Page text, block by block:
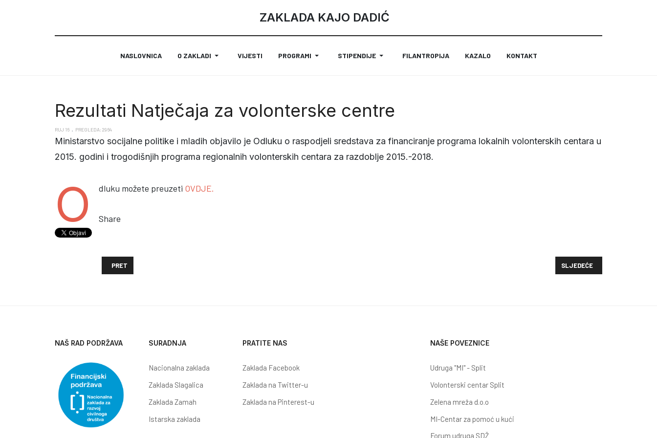
ZAKLADA KAJO DADIĆ
NASLOVNICA O ZAKLADI VIJESTI PROGRAMI STIPENDIJE FILANTROPIJA KAZALO KONTAKT
Rezultati Natječaja za volonterske centre
RUJ 16 PREGLEDA: 2964
Ministarstvo socijalne politike i mladih objavilo je Odluku o raspodjeli sredstava za financiranje programa lokalnih volonterskih centara u
2015. godini i trogodišnjih programa regionalnih volonterskih centara za razdoblje 2015.-2018.
O dluku možete preuzeti OVDJE.
Share
PRETHODNI ČLANAK: REZULTATI KOMISIJSKOG OTVARANJA PRIJAVA PRISTIGLIH NA POZIV ZA PRIJAVU PROJEKATA UDRUGA U PODRUČJU REHABILITACIJE, TRETMANA I
PRET SLJEDEĆI ČLANAK: OBJAVA
SLJEDEĆE
NAŠ RAD PODRŽAVA SURADNJA
Nacionalna zaklada
Zaklada Slagalica
Zaklada Zamah
Istarska zaklada
PRATITE NAS
Zaklada Facebook
Zaklada na Twitter-u
Zaklada na Pinterest-u
NAŠE POVEZNICE
Udruga "MI" - Split
Volonterski centar Split
Zelena mreža d.o.o
MI-Centar za pomoć u kući
Forum udruga SDŽ